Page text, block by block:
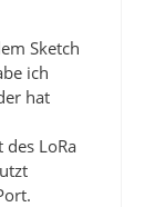
Sketch
ich
hat
LoRa